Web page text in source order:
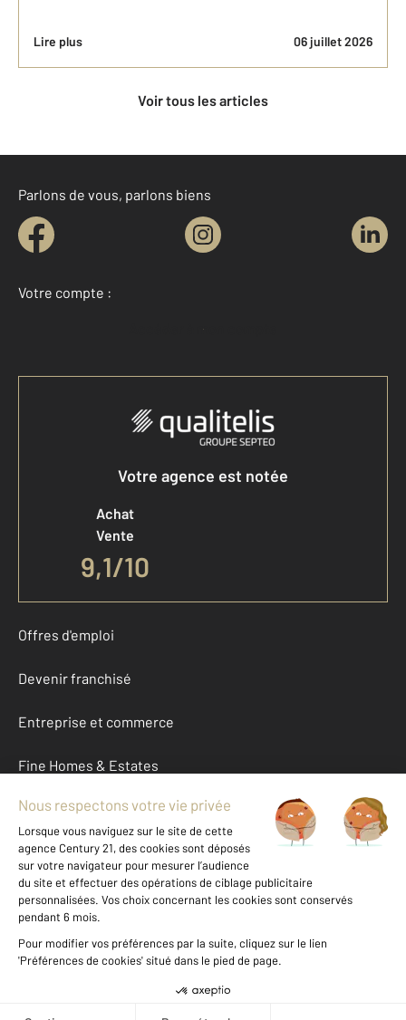
Lire plus 06 juillet 2026
Voir tous les articles
Parlons de vous, parlons biens
Votre compte :
Accéder à mon compte
Votre agence est notée
Achat
Vente
9,1/10
Offres d'emploi
Devenir franchisé
Entreprise et commerce
Fine Homes & Estates
À propos
International
Nous contacter
Données personnelles